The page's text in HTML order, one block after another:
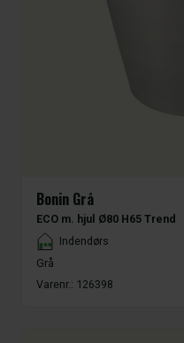
Bonin Grå
ECO m. hjul Ø80 H65 Trend
Placement
Indendørs
Grå
Varenr.: 126398